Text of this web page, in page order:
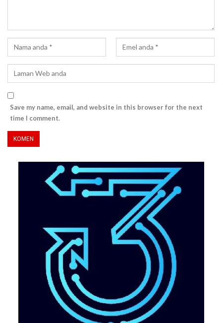
Save my name, email, and website in this browser for the next
time I comment.